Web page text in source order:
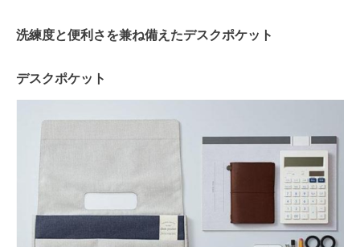
洗練度と便利さを兼ね備えたデスクポケット
デスクポケット